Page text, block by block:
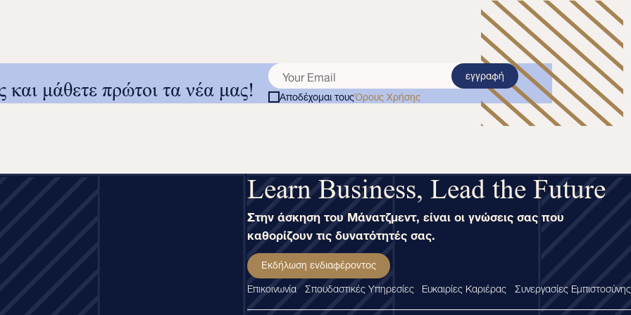
μάθετε πρώτοι τα νέα μας!
εγγραφή
Αποδέχομαι τουςΌρους Χρήσης
Learn Business, Lead the Future
Στην άσκηση του Μάνατζμεντ, είναι οι γνώσεις σας που
καθορίζουν τις δυνατότητές σας.
Εκδήλωση ενδιαφέροντος
Επικοινωνία Σπουδαστικές Υπηρεσίες Ευκαιρίες Καριέρας Συνεργασίες Εμπιστοσύνης